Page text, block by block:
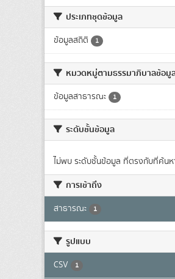
ประเภทชุดข้อมูล
ข้อมูลสถิติ 1
หมวดหมู่ตามธรรมาภิบาลข้อมู
ข้อมูลสาธารณะ 1
ระดับชั้นข้อมูล
ไม่พบ ระดับชั้นข้อมูล ที่ตรงกับที่ค้นห
การเข้าถึง
สาธารณะ 1
รูปแบบ
CSV 1